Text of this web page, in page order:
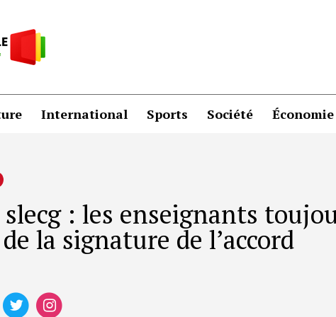
International Sports Société Économie
slecg : les enseignants
la signature de l’accord